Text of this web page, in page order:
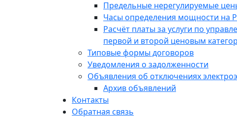
Предельные нерегулируемые
Часы определения мощности на
Расчёт платы за услуги по
первой и второй ценовым
Типовые формы договоров
Уведомления о задолженности
Объявления об отключениях
Архив объявлений
Контакты
Обратная связь